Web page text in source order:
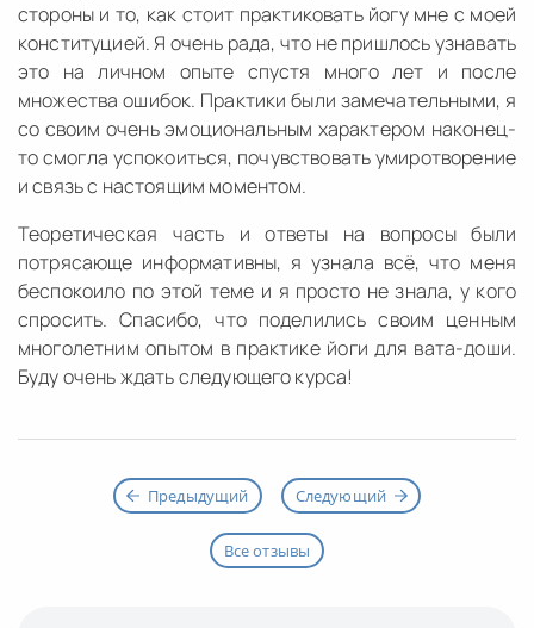
стороны и то, как стоит практиковать йогу мне с моей
конституцией. Я очень рада, что не пришлось узнавать
это на личном опыте спустя много лет и после
множества ошибок. Практики были замечательными, я
со своим очень эмоциональным характером наконец-
то смогла успокоиться, почувствовать умиротворение
и связь с настоящим моментом.
Теоретическая часть и ответы на вопросы были
потрясающе информативны, я узнала всё, что меня
беспокоило по этой теме и я просто не знала, у кого
спросить. Спасибо, что поделились своим ценным
многолетним опытом в практике йоги для вата-доши.
Буду очень ждать следующего курса!
Предыдущий Следующий
Все отзывы